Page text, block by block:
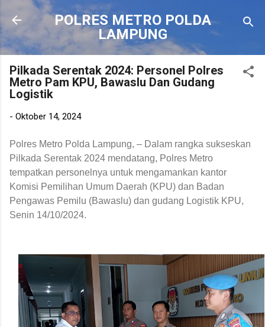
Langsung ke konten utama
POLRES METRO POLDA
LAMPUNG
Pilkada Serentak 2024: Personel Polres
Metro Pam KPU, Bawaslu Dan Gudang
Logistik
- Oktober 14, 2024
Polres Metro Polda Lampung, – Dalam rangka sukseskan
Pilkada Serentak 2024 mendatang, Polres Metro
tempatkan personelnya untuk mengamankan kantor
Komisi Pemilihan Umum Daerah (KPU) dan Badan
Pengawas Pemilu (Bawaslu) dan gudang Logistik KPU,
Senin 14/10/2024.